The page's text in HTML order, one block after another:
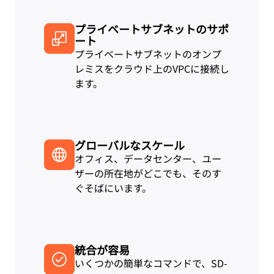
プライベートサブネットのサポ
ート
プライベートサブネットのオンプ
レミスをクラウド上のVPCに接続し
ます。
グローバルなスケール
オフィス、データセンター、ユー
ザーの所在地がどこでも、そのす
ぐそばにいます。
統合が容易
いくつかの簡単なコマンドで、SD-